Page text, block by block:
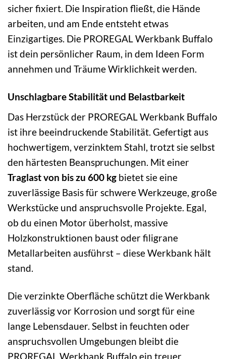
sicher fixiert. Die Inspiration fließt, die Hände
arbeiten, und am Ende entsteht etwas
Einzigartiges. Die PROREGAL Werkbank Buffalo
ist dein persönlicher Raum, in dem Ideen Form
annehmen und Träume Wirklichkeit werden.
Unschlagbare Stabilität und Belastbarkeit
Das Herzstück der PROREGAL Werkbank Buffalo
ist ihre beeindruckende Stabilität. Gefertigt aus
hochwertigem, verzinktem Stahl, trotzt sie selbst
den härtesten Beanspruchungen. Mit einer
Traglast von bis zu 600 kg bietet sie eine
zuverlässige Basis für schwere Werkzeuge, große
Werkstücke und anspruchsvolle Projekte. Egal,
ob du einen Motor überholst, massive
Holzkonstruktionen baust oder filigrane
Metallarbeiten ausführst – diese Werkbank hält
stand.
Die verzinkte Oberfläche schützt die Werkbank
zuverlässig vor Korrosion und sorgt für eine
lange Lebensdauer. Selbst in feuchten oder
anspruchsvollen Umgebungen bleibt die
PROREGAL Werkbank Buffalo ein treuer